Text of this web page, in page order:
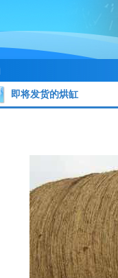
即将发货的烘缸